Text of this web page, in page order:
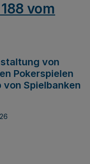
vom
von
Pokerspielen
Spielbanken